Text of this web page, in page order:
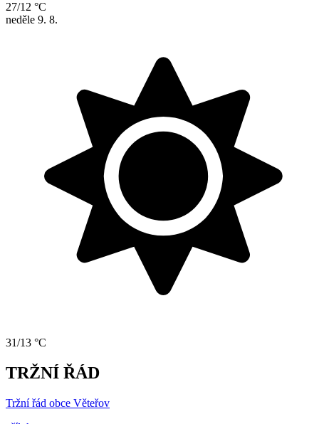
27/12 °C
neděle 9. 8.
31/13 °C
TRŽNÍ ŘÁD
Tržní řád obce Věteřov